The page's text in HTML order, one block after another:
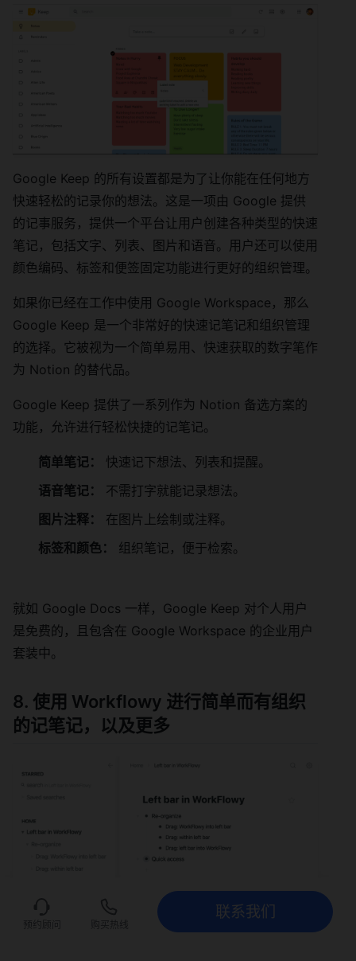
Google Keep 的所有设置都是为了让你能在任何地方
快速轻松的记录你的想法。这是一项由 Google 提供
的记事服务，提供一个平台让用户创建各种类型的快速
笔记，包括文字、列表、图片和语音。用户还可以使用
颜色编码、标签和便签固定功能进行更好的组织管理。
如果你已经在工作中使用 Google Workspace，那么
Google Keep 是一个非常好的快速记笔记和组织管理
的选择。它被视为一个简单易用、快速获取的数字笔作
为 Notion 的替代品。
Google Keep 提供了一系列作为 Notion 备选方案的
功能，允许进行轻松快捷的记笔记。
简单笔记：
快速记下想法、列表和提醒。
语音笔记：
不需打字就能记录想法。
图片注释：
在图片上绘制或注释。
标签和颜色：
组织笔记，便于检索。
就如 Google Docs 一样，Google Keep 对个人用户
是免费的，且包含在 Google Workspace 的企业用户
套装中。
8. 使用 Workflowy 进行简单而有组织
的记笔记，以及更多
联系我们
预约顾问 购买热线
联系我们